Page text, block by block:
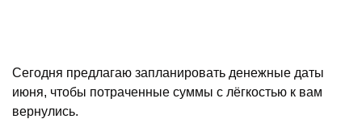
Сегодня предлагаю запланировать денежные даты
июня, чтобы потраченные суммы с лёгкостью к вам
вернулись.